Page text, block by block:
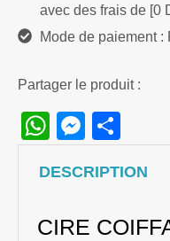
avec des frais de [0
Mode de paiement
Partager le produit :
WhatsApp
DESCRIPTION
CIRE